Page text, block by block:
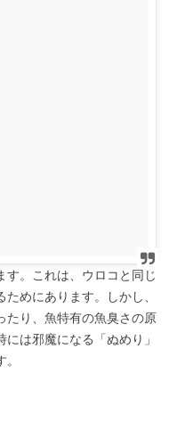
す。これは、ウロコと同じ
めにあります。しかし、
たり、魚特有の魚臭さの原
は邪魔になる「ぬめり」